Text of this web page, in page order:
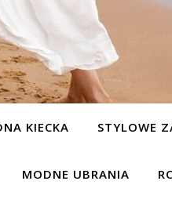
KIECKA STYLOWE
MODNE UBRANIA